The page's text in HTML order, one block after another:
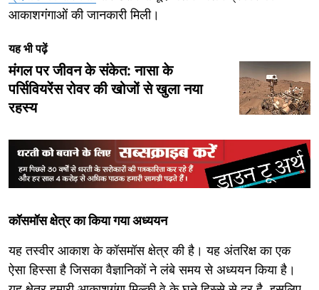
आकाशगंगाओं की जानकारी मिली।
यह भी पढ़ें
मंगल पर जीवन के संकेत: नासा के
पर्सिवियरेंस रोवर की खोजों से खुला नया
रहस्य
कॉसमॉस क्षेत्र का किया गया अध्ययन
यह तस्वीर आकाश के कॉसमॉस क्षेत्र की है। यह अंतरिक्ष का एक
ऐसा हिस्सा है जिसका वैज्ञानिकों ने लंबे समय से अध्ययन किया है।